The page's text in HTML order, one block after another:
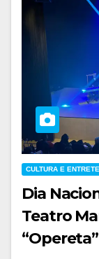
CULTURA E
Dia
Teatro